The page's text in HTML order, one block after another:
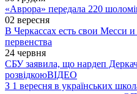
«Аврора» передала 220
02 вересня
В Черкассах есть свои Месси
первенства
24 червня
СБУ заявила, що нардеп
розвідкоюВІДЕО
З 1 вересня в українських